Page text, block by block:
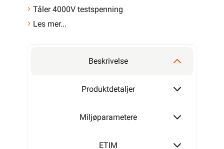
Tåler 4000V testspenning
Les mer...
Beskrivelse
Produktdetaljer
Miljøparametere
ETIM